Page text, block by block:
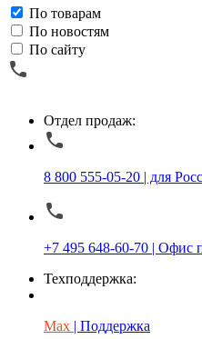
По товарам
По новостям
По сайту
Отдел продаж:
8 800 555-05-20 | для
+7 495 648-60-70 | Офис
Техподдержка:
Max | Поддержка